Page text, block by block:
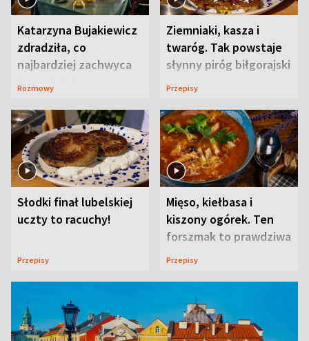
Katarzyna Bujakiewicz
zdradziła, co
najbardziej zachwyca
ją w Lublinie
Rozmowy
Ziemniaki, kasza i
twaróg. Tak powstaje
słynny piróg biłgorajski
Przepisy
Słodki finał lubelskiej
uczty to racuchy!
Przepisy
Mięso, kiełbasa i
kiszony ogórek. Ten
forszmak to prawdziwa
uczta
Przepisy